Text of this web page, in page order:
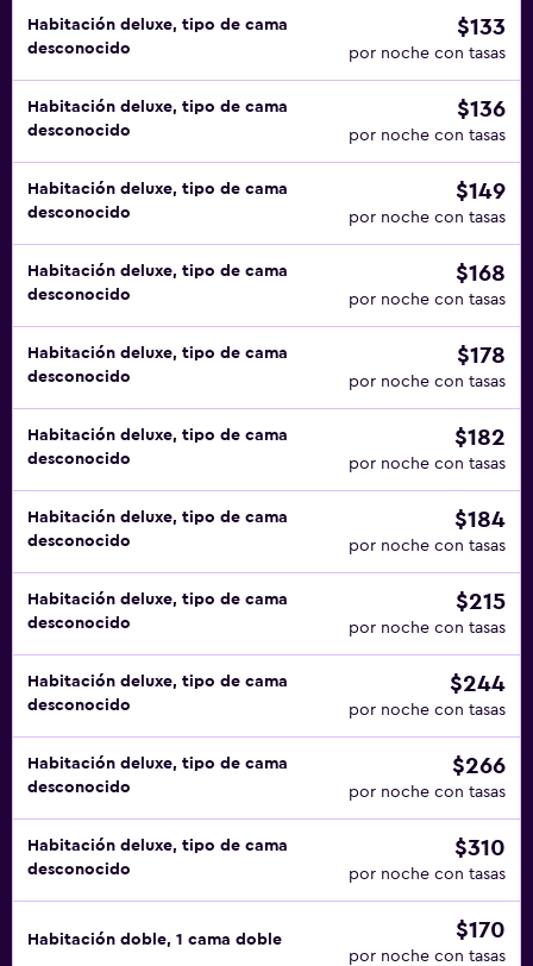
Habitación deluxe, tipo de cama
desconocido
$133
por noche con tasas
Habitación deluxe, tipo de cama
desconocido
$136
por noche con tasas
Habitación deluxe, tipo de cama
desconocido
$149
por noche con tasas
Habitación deluxe, tipo de cama
desconocido
$168
por noche con tasas
Habitación deluxe, tipo de cama
desconocido
$178
por noche con tasas
Habitación deluxe, tipo de cama
desconocido
$182
por noche con tasas
Habitación deluxe, tipo de cama
desconocido
$184
por noche con tasas
Habitación deluxe, tipo de cama
desconocido
$215
por noche con tasas
Habitación deluxe, tipo de cama
desconocido
$244
por noche con tasas
Habitación deluxe, tipo de cama
desconocido
$266
por noche con tasas
Habitación deluxe, tipo de cama
desconocido
$310
por noche con tasas
Habitación doble, 1 cama doble $170
por noche con tasas